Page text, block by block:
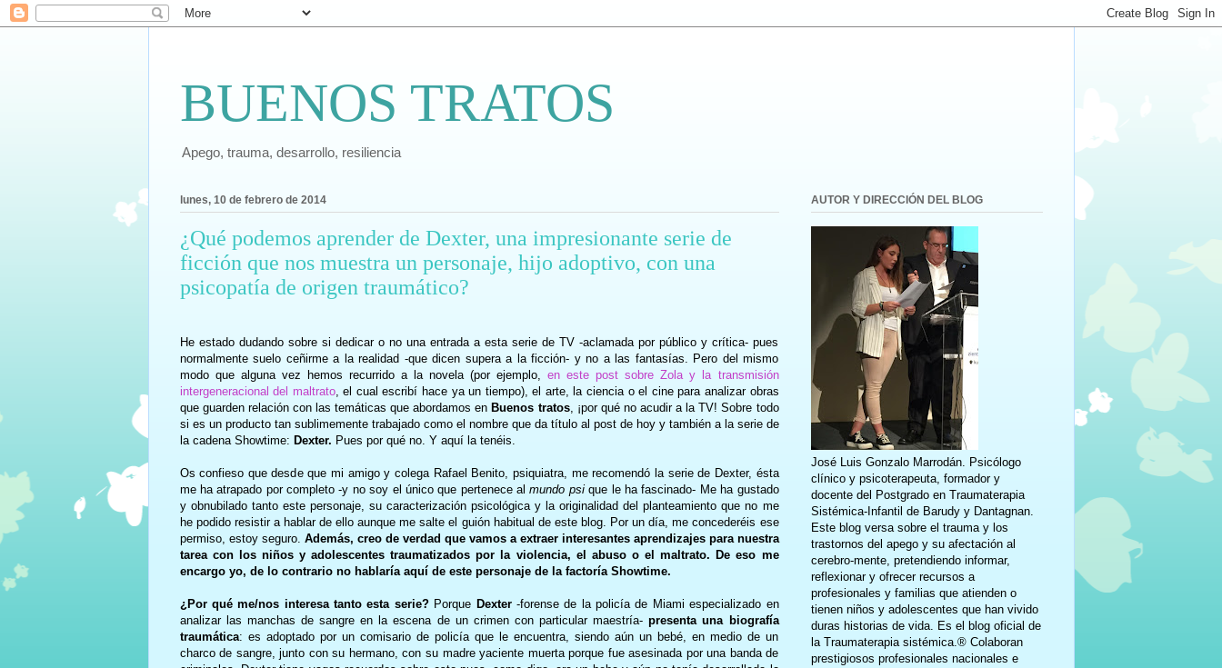
BUENOS TRATOS
Apego, trauma, desarrollo, resiliencia
lunes, 10 de febrero de 2014
¿Qué podemos aprender de Dexter, una impresionante serie de
ficción que nos muestra un personaje, hijo adoptivo, con una
psicopatía de origen traumático?
He estado dudando sobre si dedicar o no una entrada a esta serie de TV -aclamada por público y crítica- pues
normalmente suelo ceñirme a la realidad -que dicen supera a la ficción- y no a las fantasías. Pero del mismo
modo que alguna vez hemos recurrido a la novela (por ejemplo,en este post sobre Zola y la transmisión
intergeneracional del maltrato, el cual escribí hace ya un tiempo), el arte, la ciencia o el cine para analizar obras
que guarden relación con las temáticas que abordamos enBuenos tratos, ¡por qué no acudir a la TV! Sobre todo
si es un producto tan sublimemente trabajado como el nombre que da título al post de hoy y también a la serie de
la cadena Showtime: Dexter. Pues por qué no. Y aquí la tenéis.
Os confieso que desde que mi amigo y colega Rafael Benito, psiquiatra, me recomendó la serie de Dexter, ésta
me ha atrapado por completo -y no soy el único que pertenece almundo psique le ha fascinado- Me ha gustado
y obnubilado tanto este personaje, su caracterización psicológica y la originalidad del planteamiento que no me
he podido resistir a hablar de ello aunque me salte el guión habitual de este blog. Por un día, me concederéis ese
permiso, estoy seguro. Además, creo de verdad que vamos a extraer interesantes aprendizajes para nuestra
tarea con los niños y adolescentes traumatizados por la violencia, el abuso o el maltrato. De eso me
encargo yo, de lo contrario no hablaría aquí de este personaje de la factoría Showtime.
¿Por qué me/nos interesa tanto esta serie?Porque Dexter-forense de la policía de Miami especializado en
analizar las manchas de sangre en la escena de un crimen con particular maestría-presenta una biografía
traumática: es adoptado por un comisario de policía que le encuentra, siendo aún un bebé, en medio de un
charco de sangre, junto con su hermano, con su madre yaciente muerta porque fue asesinada por una banda de
AUTOR Y DIRECCIÓN DEL BLOG
José Luis Gonzalo Marrodán. Psicólogo
clínico y psicoterapeuta, formador y
docente del Postgrado en Traumaterapia
Sistémica-Infantil de Barudy y Dantagnan.
Este blog versa sobre el trauma y los
trastornos del apego y su afectación al
cerebro-mente, pretendiendo informar,
reflexionar y ofrecer recursos a
profesionales y familias que atienden o
tienen niños y adolescentes que han vivido
duras historias de vida. Es el blog oficial de
la Traumaterapia sistémica.® Colaboran
prestigiosos profesionales nacionales e